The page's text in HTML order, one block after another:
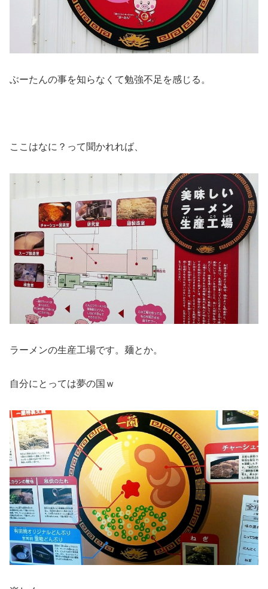
ぶーたんの事を知らなくて勉強不足を感じる。
ここはなに？って聞かれれば、
ラーメンの生産工場です。麺とか。
自分にとっては夢の国ｗ